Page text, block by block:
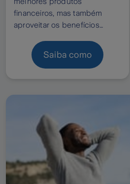
financeiros, mas também
aproveitar os benefícios
o seu rendimento.
Saiba como